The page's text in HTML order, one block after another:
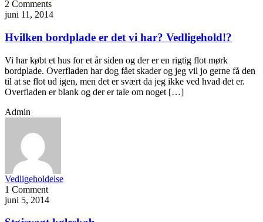
2 Comments
juni 11, 2014
Hvilken bordplade er det vi har? Vedligehold!?
Vi har købt et hus for et år siden og der er en rigtig flot mørk
bordplade. Overfladen har dog fået skader og jeg vil jo gerne få den
til at se flot ud igen, men det er svært da jeg ikke ved hvad det er.
Overfladen er blank og der er tale om noget […]
Admin
Vedligeholdelse
1 Comment
juni 5, 2014